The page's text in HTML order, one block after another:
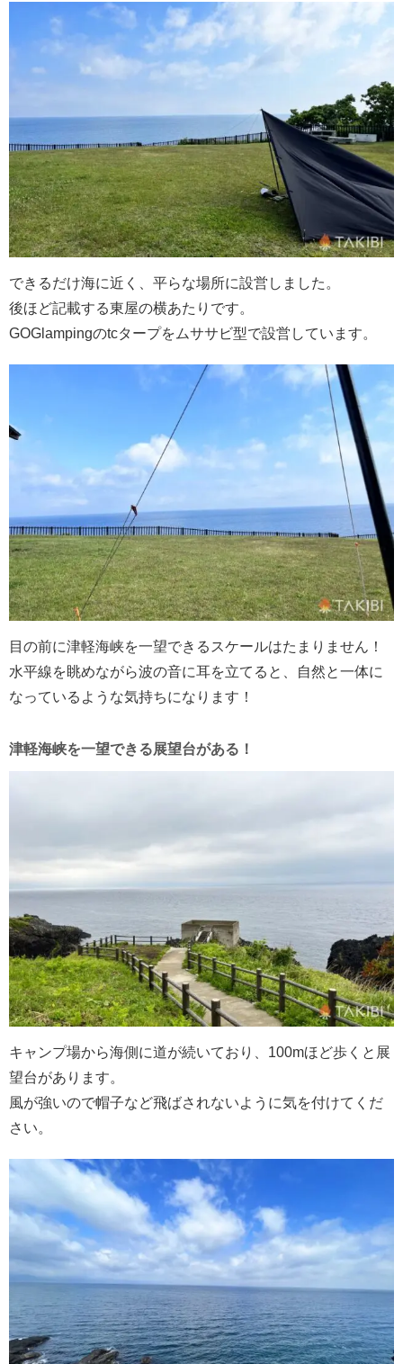
できるだけ海に近く、平らな場所に設営しました。
後ほど記載する東屋の横あたりです。
GOGlampingのtcタープをムササビ型で設営しています。
目の前に津軽海峡を一望できるスケールはたまりません！
水平線を眺めながら波の音に耳を立てると、自然と一体に
なっているような気持ちになります！
津軽海峡を一望できる展望台がある！
キャンプ場から海側に道が続いており、100mほど歩くと展
望台があります。
風が強いので帽子など飛ばされないように気を付けてくだ
さい。